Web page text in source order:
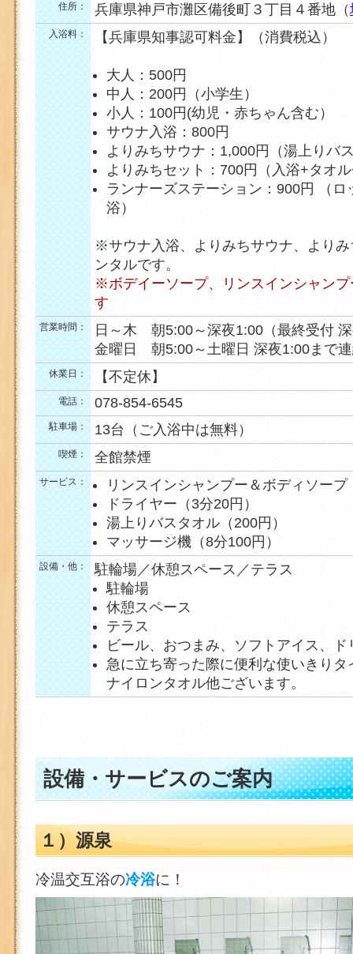
住所： 兵庫県神戸市灘区備後町３丁目４番地（
入浴料： 【兵庫県知事認可料金】（消費税込）
大人：500円
中人：200円（小学生）
小人：100円(幼児・赤ちゃん含む）
サウナ入浴：800円
よりみちサウナ：1,000円（湯上りバ
よりみちセット：700円（入浴+タオ
ランナーズステーション：900円 （
浴）
※サウナ入浴、よりみちサウナ、より
ンタルです。
※ボデイーソープ、リンスインシャン
す
営業時間：
日～木 朝5:00～深夜1:00（最終受付
金曜日 朝5:00～土曜日 深夜1:00まで
休業日： 【不定休】
電話： 078-854-6545
駐車場： 13台（ご入浴中は無料）
喫煙： 全館禁煙
サービス：
リンスインシャンプー＆ボディソープ
ドライヤー（3分20円）
湯上りバスタオル（200円）
マッサージ機（8分100円）
設備・他：
駐輪場／休憩スペース／テラス
駐輪場
休憩スペース
テラス
ビール、おつまみ、ソフトアイス、
急に立ち寄った際に便利な使いきり
ナイロンタオル他ございます。
設備・サービスのご案内
１）源泉
冷温交互浴の冷浴に！